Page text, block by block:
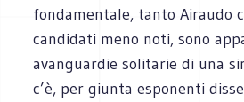
fondamentale, tanto Airaudo
candidati meno noti, sono
avanguardie solitarie di una
c’è, per giunta esponenti